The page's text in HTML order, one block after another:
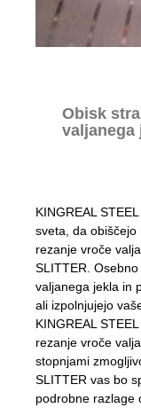
Obisk
valjanega
KINGREAL
sveta, da obiščejo
rezanje vroče
SLITTER.
valjanega jekla in
ali izpolnjujejo
KINGREAL
rezanje vroče
stopnjami
SLITTER vas bo
podrobne razlage